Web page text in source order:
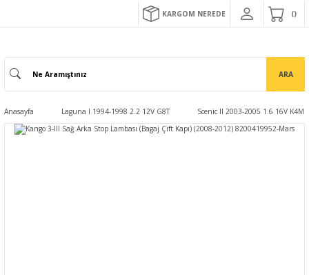
KARGOM NEREDE
ARA
Anasayfa Laguna I 1994-1998 2.2 12V G8T Scenic II 2003-2005 1.6 16V K4M